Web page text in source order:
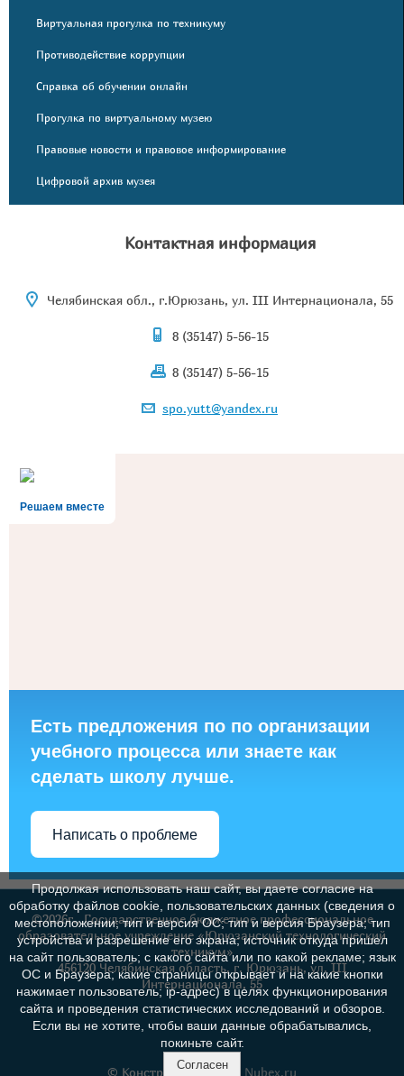
Виртуальная прогулка по техникуму
Противодействие коррупции
Справка об обучении онлайн
Прогулка по виртуальному музею
Правовые новости и правовое информирование
Цифровой архив музея
Контактная информация
Челябинская обл., г.Юрюзань, ул. III Интернационала, 55
8 (35147) 5-56-15
8 (35147) 5-56-15
spo.yutt@yandex.ru
Решаем вместе
Есть предложения по по организации
учебного процесса или знаете как
сделать школу лучше.
Написать о проблеме
©2026г., Государственное бюджетное профессиональное
образовательное учреждение «Юрюзанский технологический
техникум»
456120 Челябинская область, г. Юрюзань, ул. III
Интернационала, 55
© Конструктор сайтов Nubex.ru
Продолжая использовать наш сайт, вы даете согласие на
обработку файлов cookie, пользовательских данных (сведения о
местоположении; тип и версия ОС; тип и версия Браузера; тип
устройства и разрешение его экрана; источник откуда пришел
на сайт пользователь; с какого сайта или по какой рекламе; язык
ОС и Браузера; какие страницы открывает и на какие кнопки
нажимает пользователь; ip-адрес) в целях функционирования
сайта и проведения статистических исследований и обзоров.
Если вы не хотите, чтобы ваши данные обрабатывались,
покиньте сайт.
Согласен